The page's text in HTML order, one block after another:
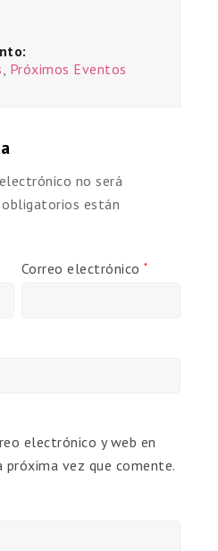
, Próximos Eventos
no será
obligatorios están
Correo electrónico*
electrónico y web en
vez que comente.